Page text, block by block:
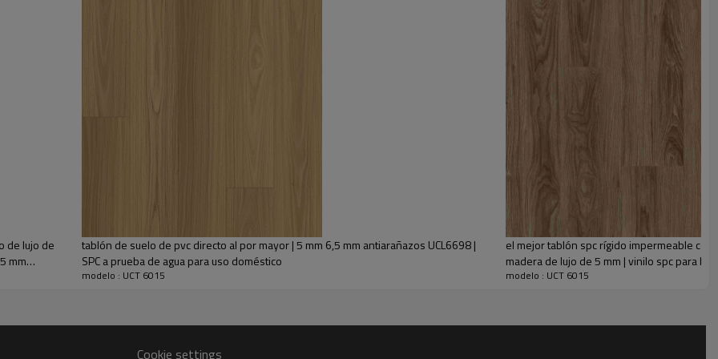
con poco o ningún tiempo de preparación o aclimatación del subsuelo.
y la suciedad o la erosión causada por sustancias químicas.
una aspiradora o un limpiador con pH neutro.
baños, cuartos de niños y sótanos. Durabilidad comprobada en los hogares más ocupados
de lujo de
mm
tablón de suelo de pvc directo al por mayor | 5 mm 6,5 mm antiarañazos UCL6698 |
SPC a prueba de agua para uso doméstico
modelo : UCT 6015
el mejor tablón spc rígido impermeable
madera de lujo de 5 mm | vinilo spc para
modelo : UCT 6015
Cookie settings